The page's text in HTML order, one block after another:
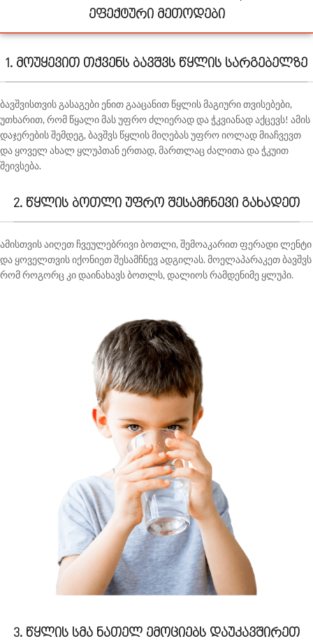
ეფექტური მეთოდები
1. მოუყევით თქვენს ბავშვს წყლის სარგებელზე
ბავშვისთვის გასაგები ენით გააცანით წყლის მაგიური თვისებები,
უთხარით, რომ წყალი მას უფრო ძლიერად და ჭკვიანად აქცევს! ამის
დაჯერების შემდეგ, ბავშვს წყლის მიღებას უფრო იოლად მიაჩვევთ
და ყოველ ახალ ყლუპთან ერთად, მართლაც ძალითა და ჭკუით
შეივსება.
2. წყლის ბოთლი უფრო შესამჩნევი გახადეთ
ამისთვის აიღეთ ჩვეულებრივი ბოთლი, შემოაკარით ფერადი ლენტი
და ყოველთვის იქონიეთ შესამჩნევ ადგილას. მოელაპარაკეთ ბავშვს
რომ როგორც კი დაინახავს ბოთლს, დალიოს რამდენიმე ყლუპი.
3. წყლის სმა ნათელ ემოციებს დაუკავშირეთ